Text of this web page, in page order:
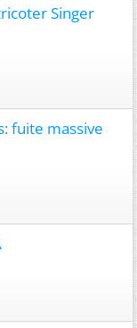
Singer
fuite massive